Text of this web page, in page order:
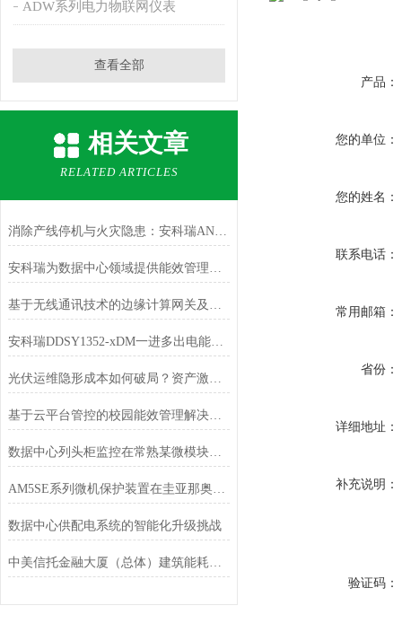
ADW系列电力物联网仪表
查看全部
相关文章
RELATED ARTICLES
消除产线停机与火灾隐患：安科瑞ANSNP方案守护新能源安全生产
安科瑞为数据中心领域提供能效管理解决方案
基于无线通讯技术的边缘计算网关及其在电网中的应用
安科瑞DDSY1352-xDM一进多出电能表赋能高校宿舍精细化管理
光伏运维隐形成本如何破局？资产激励策略在公益场馆的应用
基于云平台管控的校园能效管理解决方案探讨
数据中心列头柜监控在常熟某微模块中的应用
AM5SE系列微机保护装置在圭亚那奥罗拉金矿配电工程中的应用
数据中心供配电系统的智能化升级挑战
中美信托金融大厦（总体）建筑能耗管理系统的设计与应用
产品：
您的单位：
您的姓名：
联系电话：
常用邮箱：
省份：
详细地址：
补充说明：
验证码：